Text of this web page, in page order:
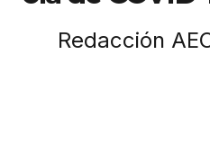
Redacción